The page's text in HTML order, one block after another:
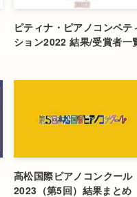
ピティナ・ピアノコンペテ
ション2022 結果/受賞者一
高松国際ピアノコンクール
2023（第5回）結果まとめ